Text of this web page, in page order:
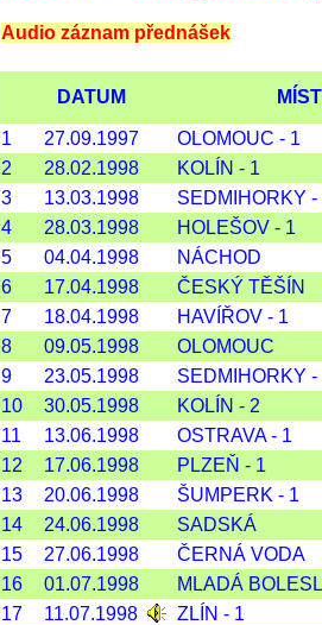
Audio záznam přednášek
DATUM
1 27.09.1997
OLOMOUC - 1
2
28.02.1998
KOLÍN - 1
3
13.03.1998
SEDMIHORKY -
4
28.03.1998
HOLEŠOV - 1
5
04.04.1998
NÁCHOD
6
17.04.1998
ČESKÝ TĚŠÍN
7
18.04.1998
HAVÍŘOV - 1
8
09.05.1998
OLOMOUC
9
23.05.1998
SEDMIHORKY -
10
30.05.1998
KOLÍN - 2
11
13.06.1998
OSTRAVA - 1
12
17.06.1998
PLZEŇ - 1
13
20.06.1998
ŠUMPERK - 1
14
24.06.1998
SADSKÁ
15
27.06.1998
ČERNÁ VODA
16
01.07.1998
MLADÁ
17
11.07.1998
ZLÍN - 1